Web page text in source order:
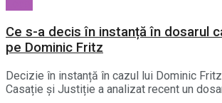
Ce s-a decis în instanță în dosarul
pe Dominic Fritz
Decizie în instanță în cazul lui Dominic
Casație și Justiție a analizat recent un